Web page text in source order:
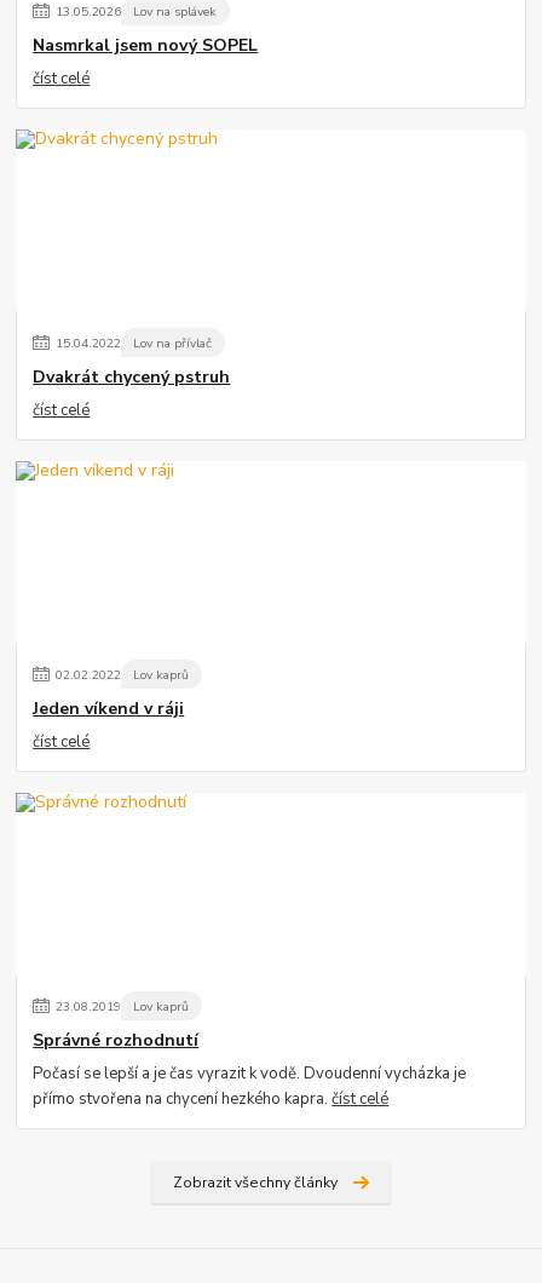
13.05.2026 Lov na splávek
Nasmrkal jsem nový SOPEL
číst celé
15.04.2022 Lov na přívlač
Dvakrát chycený pstruh
číst celé
02.02.2022 Lov kaprů
Jeden víkend v ráji
číst celé
23.08.2019 Lov kaprů
Správné rozhodnutí
Počasí se lepší a je čas vyrazit k vodě. Dvoudenní vycházka je
přímo stvořena na chycení hezkého kapra.číst celé
Zobrazit všechny články